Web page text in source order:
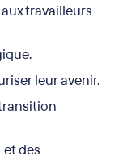
travailleurs
leur avenir.
des